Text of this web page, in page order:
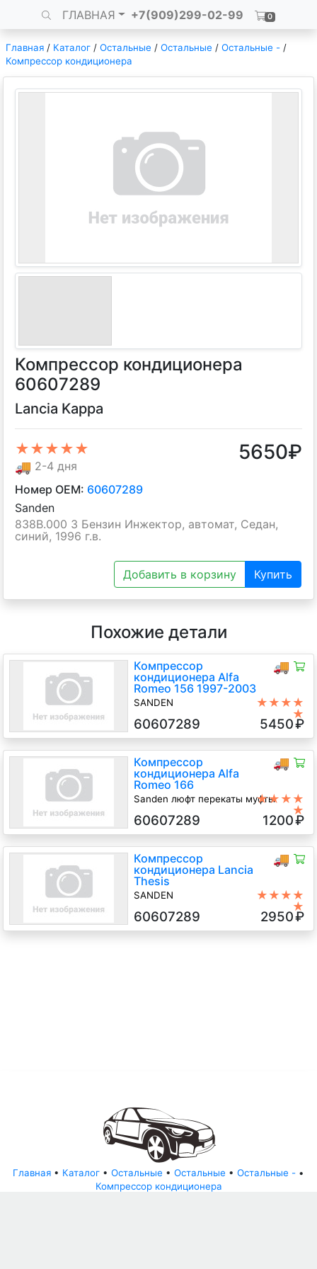
ГЛАВНАЯ +7(909)299-02-99 0
Главная / Каталог / Остальные / Остальные / Остальные - /
Компрессор кондиционера
Компрессор кондиционера
60607289
Lancia Kappa
★★★★★
🚚 2-4 дня
5650₽
Номер OEM: 60607289
Sanden
838B.000 3 Бензин Инжектор, автомат, Седан,
синий, 1996 г.в.
Добавить в корзину Купить
Похожие детали
🚚
Компрессор
кондиционера Alfa
Romeo 156 1997-2003
SANDEN
КПП-робот, Универсал, синий, 2003
г.в.
★★★★
★
60607289 5450₽
🚚
Компрессор
кондиционера Alfa
Romeo 166
Sanden люфт перекаты муфты
2.5 Бензин, АКПП, Седан, 2000 г.в.
★★★★
★
60607289 1200₽
🚚
Компрессор
кондиционера Lancia
Thesis
SANDEN
3.0 Бензин, МКПП, Седан, 2005 г.в.
★★★★
★
60607289 2950₽
Главная • Каталог • Остальные • Остальные • Остальные - •
Компрессор кондиционера